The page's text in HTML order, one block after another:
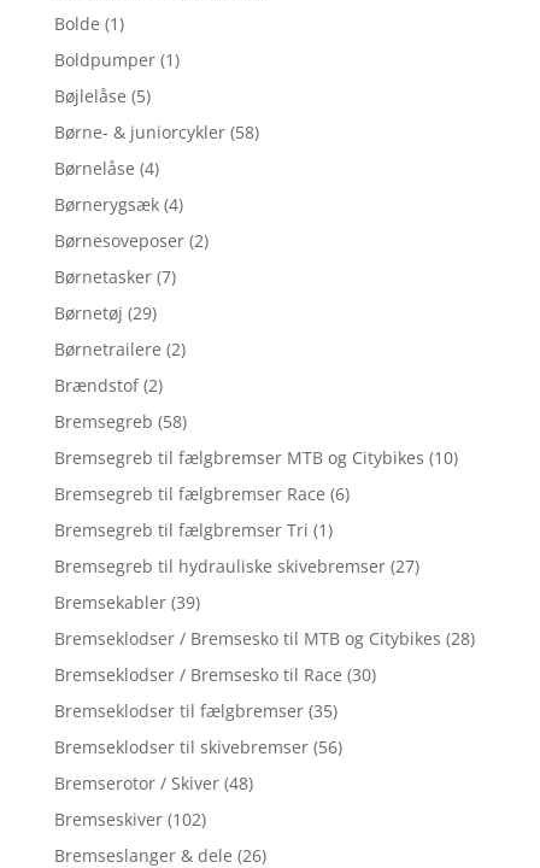
Bolde (1)
Boldpumper (1)
Bøjlelåse (5)
Børne- & juniorcykler (58)
Børnelåse (4)
Børnerygsæk (4)
Børnesoveposer (2)
Børnetasker (7)
Børnetøj (29)
Børnetrailere (2)
Brændstof (2)
Bremsegreb (58)
Bremsegreb til fælgbremser MTB og Citybikes (10)
Bremsegreb til fælgbremser Race (6)
Bremsegreb til fælgbremser Tri (1)
Bremsegreb til hydrauliske skivebremser (27)
Bremsekabler (39)
Bremseklodser / Bremsesko til MTB og Citybikes (28)
Bremseklodser / Bremsesko til Race (30)
Bremseklodser til fælgbremser (35)
Bremseklodser til skivebremser (56)
Bremserotor / Skiver (48)
Bremseskiver (102)
Bremseslanger & dele (26)